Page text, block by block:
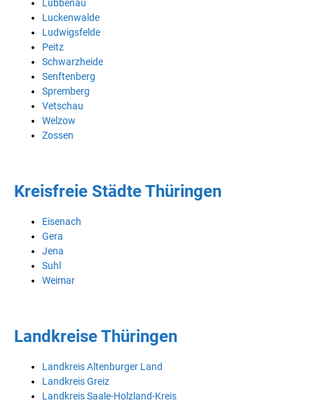
Lübbenau
Luckenwalde
Ludwigsfelde
Peitz
Schwarzheide
Senftenberg
Spremberg
Vetschau
Welzow
Zossen
Kreisfreie Städte Thüringen
Eisenach
Gera
Jena
Suhl
Weimar
Landkreise Thüringen
Landkreis Altenburger Land
Landkreis Greiz
Landkreis Saale-Holzland-Kreis